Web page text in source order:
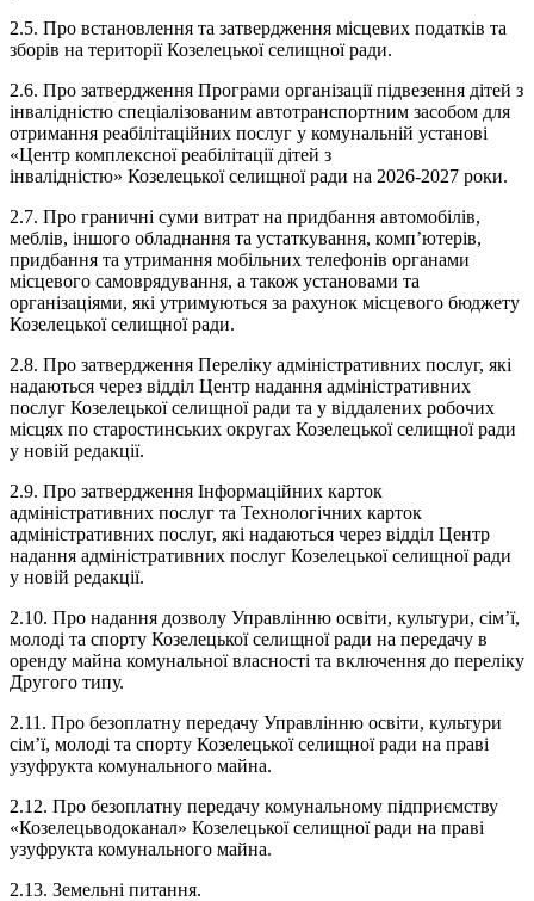
2.5. Про встановлення та затвердження місцевих податків та
зборів на території Козелецької селищної ради.
2.6. Про затвердження Програми організації підвезення дітей з
інвалідністю спеціалізованим автотранспортним засобом для
отримання реабілітаційних послуг у комунальній установі
«Центр комплексної реабілітації дітей з
інвалідністю» Козелецької селищної ради на 2026-2027 роки.
2.7. Про граничні суми витрат на придбання автомобілів,
меблів, іншого обладнання та устаткування, комп’ютерів,
придбання та утримання мобільних телефонів органами
місцевого самоврядування, а також установами та
організаціями, які утримуються за рахунок місцевого бюджету
Козелецької селищної ради.
2.8. Про затвердження Переліку адміністративних послуг, які
надаються через відділ Центр надання адміністративних
послуг Козелецької селищної ради та у віддалених робочих
місцях по старостинських округах Козелецької селищної ради
у новій редакції.
2.9. Про затвердження Інформаційних карток
адміністративних послуг та Технологічних карток
адміністративних послуг, які надаються через відділ Центр
надання адміністративних послуг Козелецької селищної ради
у новій редакції.
2.10. Про надання дозволу Управлінню освіти, культури, сім’ї,
молоді та спорту Козелецької селищної ради на передачу в
оренду майна комунальної власності та включення до переліку
Другого типу.
2.11. Про безоплатну передачу Управлінню освіти, культури
сім’ї, молоді та спорту Козелецької селищної ради на праві
узуфрукта комунального майна.
2.12. Про безоплатну передачу комунальному підприємству
«Козелецьводоканал» Козелецької селищної ради на праві
узуфрукта комунального майна.
2.13. Земельні питання.